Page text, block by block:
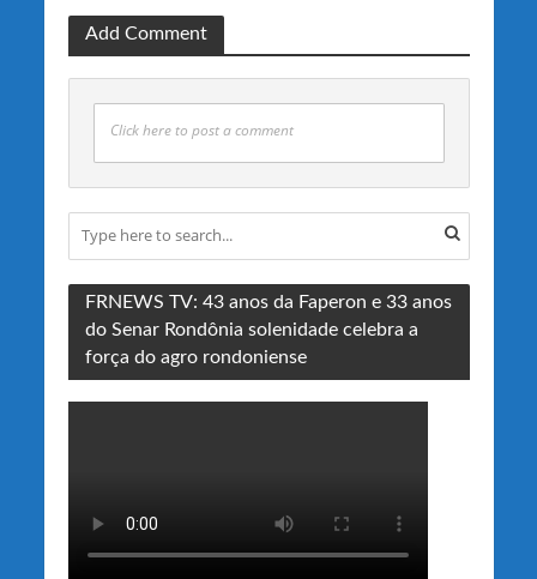
Add Comment
Click here to post a comment
FRNEWS TV: 43 anos da Faperon e 33 anos
do Senar Rondônia solenidade celebra a
força do agro rondoniense